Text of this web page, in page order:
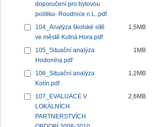
doporučení pro bytovou
politiku- Roudnice n.L..pdf
104_Analýza školské sítě
ve městě Kutná Hora.pdf
1,5MB
105_Situační analýza
Hodonína.pdf
1MB
106_Situační analýza
Kolín.pdf
1,2MB
107_EVALUACE V
LOKÁLNÍCH
PARTNERSTVÍCH
2,6MB